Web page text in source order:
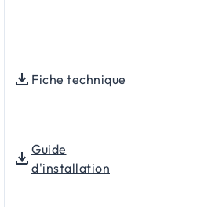
Fiche technique
Guide
d'installation